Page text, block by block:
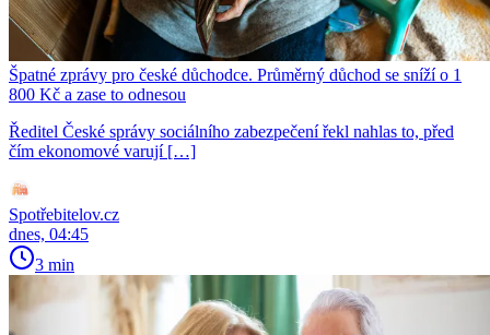
Špatné zprávy pro české důchodce. Průměrný důchod se sníží o 1
800 Kč a zase to odnesou
Ředitel České správy sociálního zabezpečení řekl nahlas to, před
čím ekonomové varují […]
Spotřebitelov.cz
dnes, 04:45
3 min